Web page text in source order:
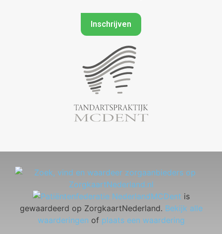
Inschrijven
MCDent is
gewaardeerd op ZorgkaartNederland. Bekijk alle
waarderingen of plaats een waardering